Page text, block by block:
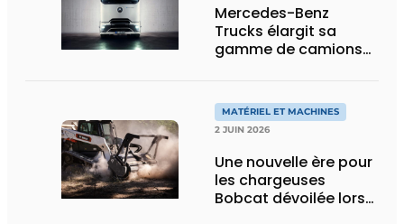
Mercedes-Benz
Trucks élargit sa
gamme de camions
eActros Lowliner
MATÉRIEL ET MACHINES
2 JUIN 2026
Une nouvelle ère pour
les chargeuses
Bobcat dévoilée lors